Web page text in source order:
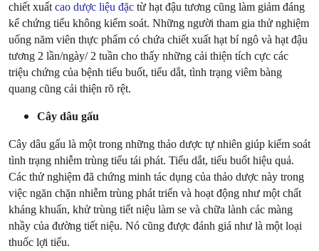
chiết xuất cao dược liệu đặc từ hạt đậu tương cũng làm giảm đáng
kể chứng tiểu không kiểm soát. Những người tham gia thử nghiệm
uống năm viên thực phẩm có chứa chiết xuất hạt bí ngô và hạt đậu
tương 2 lần/ngày/ 2 tuần cho thấy những cải thiện tích cực các
triệu chứng của bệnh tiểu buốt, tiểu dắt, tình trạng viêm bàng
quang cũng cải thiện rõ rệt.
Cây dâu gấu
Cây dâu gấu là một trong những thảo dược tự nhiên giúp kiểm soát
tình trạng nhiễm trùng tiểu tái phát. Tiểu dắt, tiểu buốt hiệu quả.
Các thử nghiệm đã chứng minh tác dụng của thảo dược này trong
việc ngăn chặn nhiễm trùng phát triển và hoạt động như một chất
kháng khuẩn, khử trùng tiết niệu làm se và chữa lành các màng
nhầy của đường tiết niệu. Nó cũng được đánh giá như là một loại
thuốc lợi tiểu.